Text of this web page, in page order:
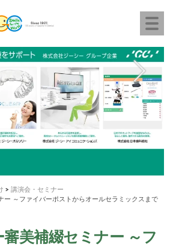
社
ジ
ー
シ
ー
contributes to your quality of life
クス フロー
ノロジーブック」公開
ジ）ブロック テクノロジーブッ
for DH
118 / 318 Prime
ちら
講演会・セミナー
ー ～ファイバーポストからオールセラミックスまで
美補綴セミナー ～フ